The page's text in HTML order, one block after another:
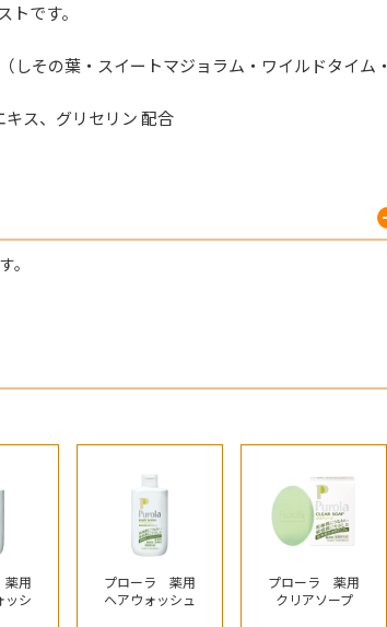
です。
しその葉・スイートマジョラム・ワイルドタイム・
ス、グリセリン 配合
。
用
ッシ
プローラ 薬用
ヘアウォッシュ
プローラ 薬用
クリアソープ